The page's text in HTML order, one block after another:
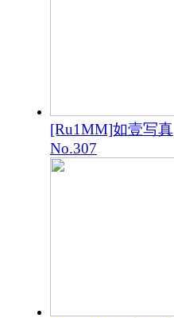
[Ru1MM]如壹写真
No.307